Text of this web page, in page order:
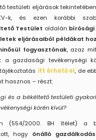
testületi eljárások
k, és ezen korábbi
Testület oldalán bírósági
eljárásaiból példákat
fogyasztónak, azaz
a gazdasági tevékenységi
itt érhető el, de
hasznos – részt:
és a békéltető testületi
körén kívül?
(554/2000. BH ítélet) a
hogy önálló